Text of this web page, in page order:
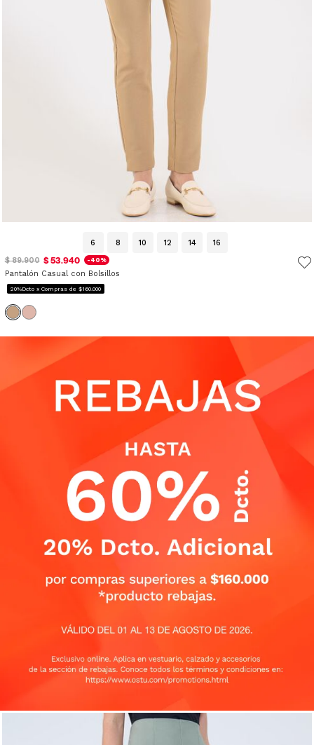
6 8 10 12 14
16
$ 89.900 $ 53.940 -40%
Pantalón Casual con Bolsillos
20%Dcto x Compras de $160.000